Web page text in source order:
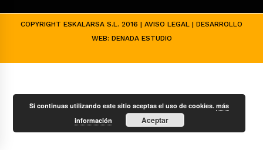
COPYRIGHT ESKALARSA S.L. 2016 | AVISO LEGAL | DESARROLLO
WEB: DENADA ESTUDIO
Si continuas utilizando este sitio aceptas el uso de cookies.más
información
Aceptar